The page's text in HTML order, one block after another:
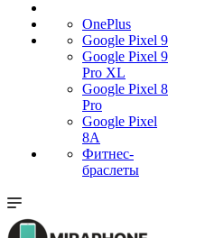
OnePlus
Google Pixel 9
Google Pixel 9
Pro XL
Google Pixel 8
Pro
Google Pixel
8A
Фитнес-
браслеты